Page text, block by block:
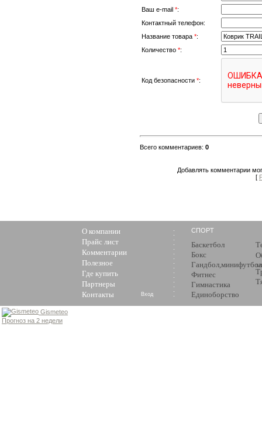
Ваш e-mail *:
Контактный телефон:
Название товара *:
Количество *:
Код безопасности *:
Всего комментариев: 0
Добавлять комментарии
[
О компании
Прайс лист
Комментарии
Полезное
Где купить
Партнеры
Контакты
СПОРТ
Баскетбол
Бокс
Гандбол,минифутбол
Фитнес
Гимнастика
Единоборство
Вход
Gismeteo
Прогноз на 2 недели